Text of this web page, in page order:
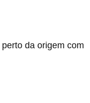
da origem com